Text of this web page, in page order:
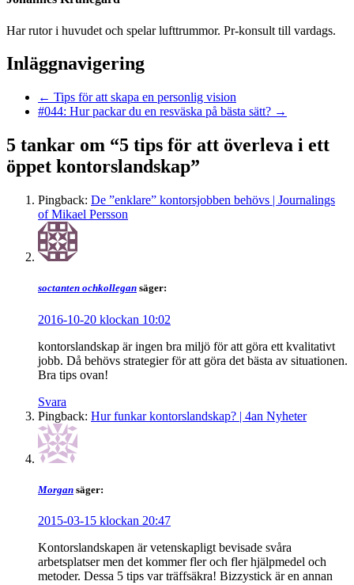
Har rutor i huvudet och spelar lufttrummor. Pr-konsult till vardags.
Inläggnavigering
← Tips för att skapa en personlig vision
#044: Hur packar du en resväska på bästa sätt? →
5 tankar om “5 tips för att överleva i ett
öppet kontorslandskap”
Pingback: De ”enklare” kontorsjobben behövs | Journalings
of Mikael Persson
soctanten ochkollegan säger:
2016-10-20 klockan 10:02
kontorslandskap är ingen bra miljö för att göra ett kvalitativt
jobb. Då behövs strategier för att göra det bästa av situationen.
Bra tips ovan!
Svara
Pingback: Hur funkar kontorslandskap? | 4an Nyheter
Morgan säger:
2015-03-15 klockan 20:47
Kontorslandskapen är vetenskapligt bevisade svåra
arbetsplatser men det kommer fler och fler hjälpmedel och
metoder. Dessa 5 tips var träffsäkra! Bizzystick är en annan